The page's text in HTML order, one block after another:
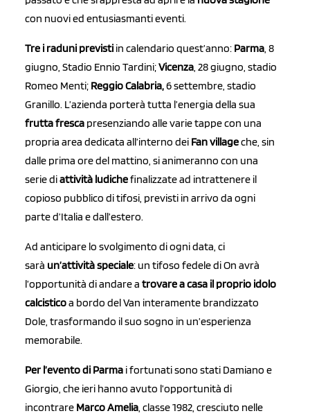
con nuovi ed entusiasmanti eventi.
Tre i raduni previsti in calendario quest’anno: Parma, 8
giugno, Stadio Ennio Tardini;Vicenza, 28 giugno, stadio
Romeo Menti; Reggio Calabria,6 settembre, stadio
Granillo. L’azienda porterà tutta l’energia della sua
frutta fresca presenziando alle varie tappe con una
propria area dedicata all’interno dei Fan villageche, sin
dalle prima ore del mattino, si animeranno con una
serie diattività ludichefinalizzate ad intrattenere il
copioso pubblico di tifosi, previsti in arrivo da ogni
parte d’Italia e dall’estero.
Ad anticipare lo svolgimento di ogni data, ci
sarà un’attività speciale: un tifoso fedele di On avrà
l’opportunità di andare a trovare a casa il proprio idolo
calcisticoa bordo del Van interamente brandizzato
Dole, trasformando il suo sogno in un’esperienza
memorabile.
Per l’evento di Parma i fortunati sono stati Damiano e
Giorgio, che ieri hanno avuto l’opportunità di
incontrare Marco Amelia, classe 1982, cresciuto nelle